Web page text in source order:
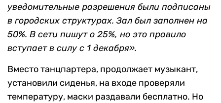
уведомительные разрешения были подписаны
в городских структурах. Зал был заполнен на
50%. В сети пишут о 25%, но это правило
вступает в силу с 1 декабря».
Вместо танцпартера, продолжает музыкант,
установили сиденья, на входе проверяли
температуру, маски раздавали бесплатно. Но